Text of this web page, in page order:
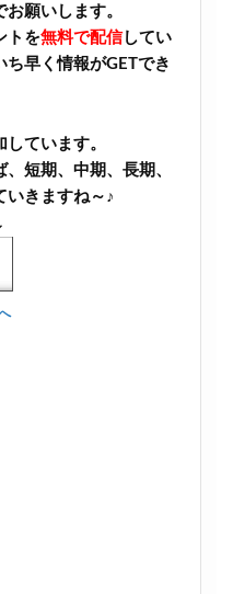
願いします。
トを無料で配信してい
早く情報がGETでき
ています。
短期、中期、長期、
いきますね～♪